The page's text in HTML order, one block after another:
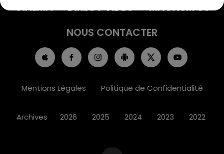
CINÉMA
DIRECT VIDÉO
MAGNUM 80
NOUS CONTACTER
Mentions Légales Politique de Confidentialité
Archives 2026 2025 2024 2023 2022